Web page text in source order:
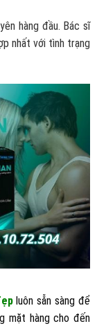
hàng đầu. Bác sĩ
nhất với tình trạng
luôn sẵn sàng để
mặt hàng cho đến